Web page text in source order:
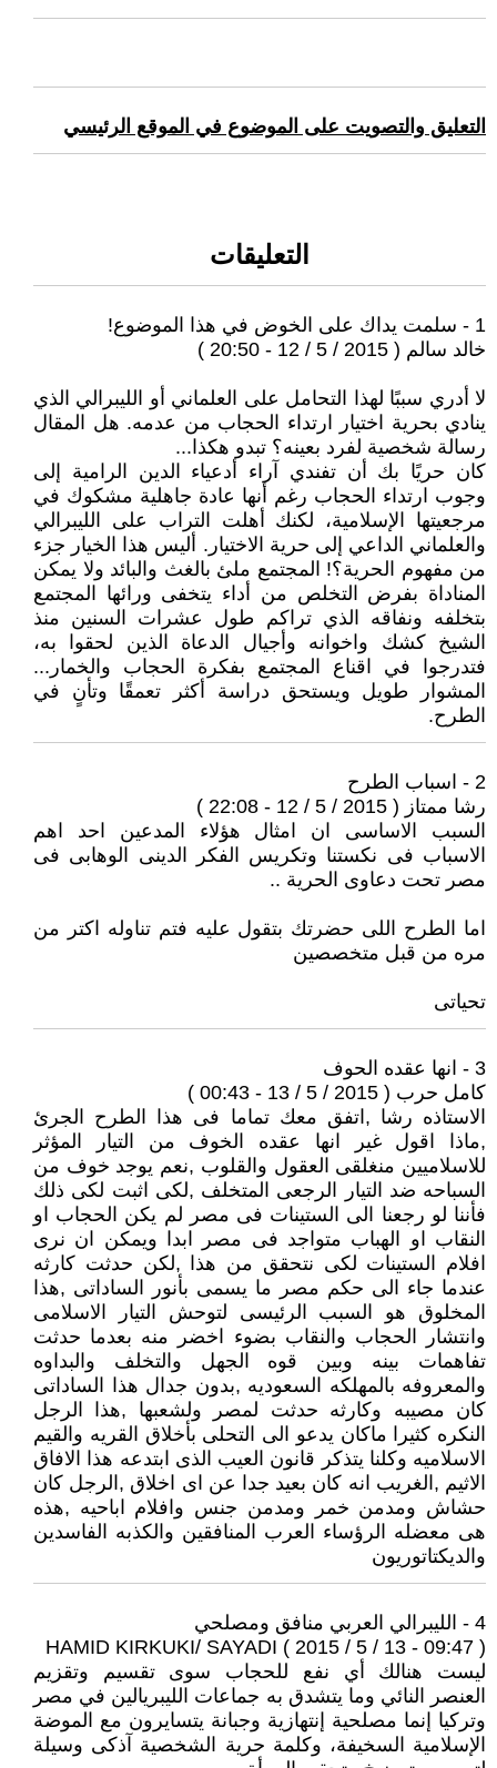
التعليق والتصويت على الموضوع في الموقع الرئيسي
التعليقات
1 - سلمت يداك على الخوض في هذا الموضوع!
خالد سالم ( 2015 / 5 / 12 - 20:50 )
لا أدري سببًا لهذا التحامل على العلماني أو الليبرالي الذي
ينادي بحرية اختيار ارتداء الحجاب من عدمه. هل المقال
رسالة شخصية لفرد بعينه؟ تبدو هكذا...
كان حريًا بك أن تفندي آراء أدعياء الدين الرامية إلى
وجوب ارتداء الحجاب رغم أنها عادة جاهلية مشكوك في
مرجعيتها الإسلامية، لكنك أهلت التراب على الليبرالي
والعلماني الداعي إلى حرية الاختيار. أليس هذا الخيار جزء
من مفهوم الحرية؟! المجتمع ملئ بالغث والبائد ولا يمكن
المناداة بفرض التخلص من أداء يتخفى ورائها المجتمع
بتخلفه ونفاقه الذي تراكم طول عشرات السنين منذ
الشيخ كشك واخوانه وأجيال الدعاة الذين لحقوا به،
فتدرجوا في اقناع المجتمع بفكرة الحجاب والخمار...
المشوار طويل ويستحق دراسة أكثر تعمقًا وتأنٍ في
الطرح.
2 - اسباب الطرح
رشا ممتاز ( 2015 / 5 / 12 - 22:08 )
السبب الاساسى ان امثال هؤلاء المدعين احد اهم
الاسباب فى نكستنا وتكريس الفكر الدينى الوهابى فى
مصر تحت دعاوى الحرية ..
اما الطرح اللى حضرتك بتقول عليه فتم تناوله اكتر من
مره من قبل متخصصين
تحياتى
3 - انها عقده الحوف
كامل حرب ( 2015 / 5 / 13 - 00:43 )
الاستاذه رشا ,اتفق معك تماما فى هذا الطرح الجرئ
,ماذا اقول غير انها عقده الخوف من التيار المؤثر
للاسلاميين منغلقى العقول والقلوب ,نعم يوجد خوف من
السباحه ضد التيار الرجعى المتخلف ,لكى اثبت لكى ذلك
فأننا لو رجعنا الى الستينات فى مصر لم يكن الحجاب او
النقاب او الهباب متواجد فى مصر ابدا ويمكن ان نرى
افلام الستينات لكى نتحقق من هذا ,لكن حدثت كارثه
عندما جاء الى حكم مصر ما يسمى بأنور الساداتى ,هذا
المخلوق هو السبب الرئيسى لتوحش التيار الاسلامى
وانتشار الحجاب والنقاب بضوء اخضر منه بعدما حدثت
تفاهمات بينه وبين قوه الجهل والتخلف والبداوه
والمعروفه بالمهلكه السعوديه ,بدون جدال هذا الساداتى
كان مصيبه وكارثه حدثت لمصر ولشعبها ,هذا الرجل
النكره كثيرا ماكان يدعو الى التحلى بأخلاق القريه والقيم
الاسلاميه وكلنا يتذكر قانون العيب الذى ابتدعه هذا الافاق
الاثيم ,الغريب انه كان بعيد جدا عن اى اخلاق ,الرجل كان
حشاش ومدمن خمر ومدمن جنس وافلام اباحيه ,هذه
هى معضله الرؤساء العرب المنافقين والكذبه الفاسدين
والديكتاتوريون
4 - الليبرالي العربي منافق ومصلحي
HAMID KIRKUKI/ SAYADI ( 2015 / 5 / 13 - 09:47 )
ليست هنالك أي نفع للحجاب سوى تقسيم وتقزيم
العنصر النائي وما يتشدق به جماعات الليبريالين في مصر
وتركيا إنما مصلحية إنتهازية وجبانة يتسايرون مع الموضة
الإسلامية السخيفة، وكلمة حرية الشخصية آذكى وسيلة